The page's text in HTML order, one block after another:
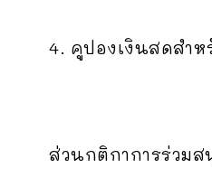
4. คูปองเงินสดสำห
ส่วนกติกาการร่วมส